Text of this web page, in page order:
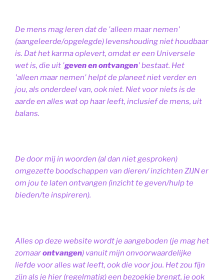
De mens mag leren dat de 'alleen maar nemen'
(aangeleerde/opgelegde) levenshouding niet houdbaar
is. Dat het karma oplevert, omdat er een Universele
wet is, die uit 'geven en ontvangen' bestaat. Het
'alleen maar nemen' helpt de planeet niet verder en
jou, als onderdeel van, ook niet. Niet voor niets is de
aarde en alles wat op haar leeft, inclusief de mens, uit
balans.
De door mij in woorden (al dan niet gesproken)
omgezette boodschappen van dieren/ inzichten ZIJN er
om jou te laten ontvangen (inzicht te geven/hulp te
bieden/te inspireren).
Alles op deze website wordt je aangeboden (je mag het
zomaarontvangen) vanuit mijn onvoorwaardelijke
liefde voor alles wat leeft, ook die voor jou. Het zou fijn
zijn als je hier (regelmatig) een bezoekje brengt, je ook